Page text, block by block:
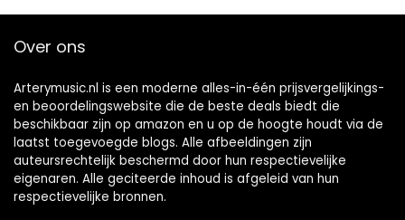
Over ons
Arterymusic.nl is een moderne alles-in-één prijsvergelijkings-
en beoordelingswebsite die de beste deals biedt die
beschikbaar zijn op amazon en u op de hoogte houdt via de
laatst toegevoegde blogs. Alle afbeeldingen zijn
auteursrechtelijk beschermd door hun respectievelijke
eigenaren. Alle geciteerde inhoud is afgeleid van hun
respectievelijke bronnen.